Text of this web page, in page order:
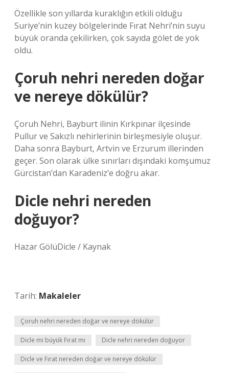
Özellikle son yıllarda kuraklığın etkili olduğu
Suriye’nin kuzey bölgelerinde Fırat Nehri’nin suyu
büyük oranda çekilirken, çok sayıda gölet de yok
oldu.
Çoruh nehri nereden doğar
ve nereye dökülür?
Çoruh Nehri, Bayburt ilinin Kırkpınar ilçesinde
Pullur ve Sakızlı nehirlerinin birleşmesiyle oluşur.
Daha sonra Bayburt, Artvin ve Erzurum illerinden
geçer. Son olarak ülke sınırları dışındaki komşumuz
Gürcistan’dan Karadeniz’e doğru akar.
Dicle nehri nereden
doğuyor?
Hazar GölüDicle / Kaynak
Tarih: Makaleler
Çoruh nehri nereden doğar ve nereye dökülür
Dicle mi büyük Fırat mı Dicle nehri nereden doğuyor
Dicle ve Fırat nereden doğar ve nereye dökülür